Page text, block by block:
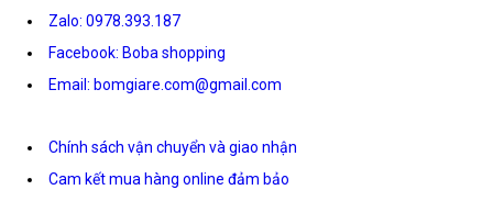
Zalo: 0978.393.187
Facebook: Boba shopping
Email: bomgiare.com@gmail.com
Chính sách vận chuyển và giao nhận
Cam kết mua hàng online đảm bảo